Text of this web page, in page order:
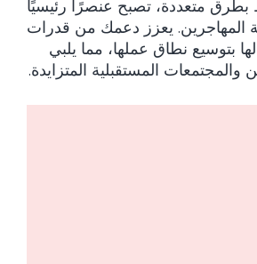
بطرق متعددة، تصبح عنصرًا رئيسيًا
المهاجرين. يعزز دعمك من قدرات
بتوسيع نطاق عملها، مما يلبي
والمجتمعات المستقبلية المتزايدة.